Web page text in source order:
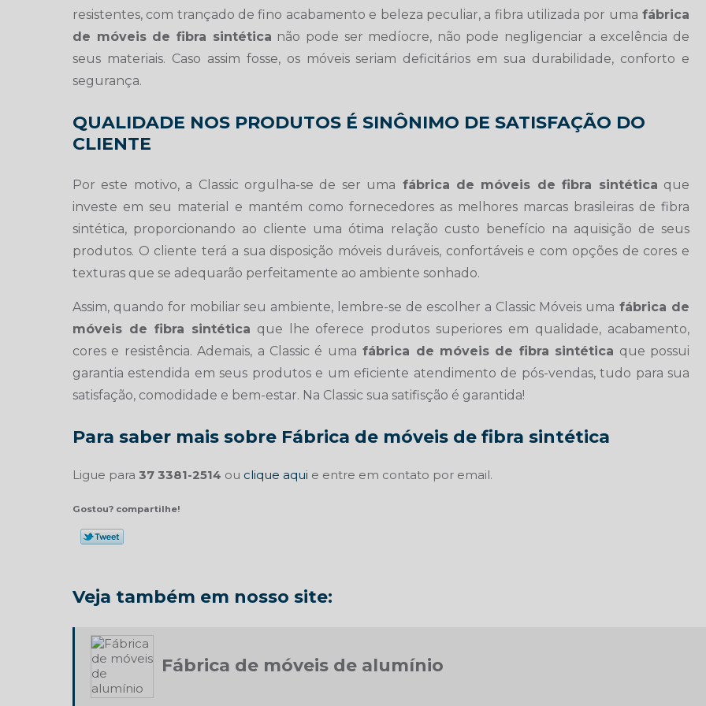
resistentes, com trançado de fino acabamento e beleza peculiar, a fibra utilizada por uma fábrica
de móveis de fibra sintética não pode ser medíocre, não pode negligenciar a excelência de
seus materiais. Caso assim fosse, os móveis seriam deficitários em sua durabilidade, conforto e
segurança.
QUALIDADE NOS PRODUTOS É SINÔNIMO DE SATISFAÇÃO DO
CLIENTE
Por este motivo, a Classic orgulha-se de ser uma fábrica de móveis de fibra sintética que
investe em seu material e mantém como fornecedores as melhores marcas brasileiras de fibra
sintética, proporcionando ao cliente uma ótima relação custo benefício na aquisição de seus
produtos. O cliente terá a sua disposição móveis duráveis, confortáveis e com opções de cores e
texturas que se adequarão perfeitamente ao ambiente sonhado.
Assim, quando for mobiliar seu ambiente, lembre-se de escolher a Classic Móveis uma fábrica de
móveis de fibra sintética que lhe oferece produtos superiores em qualidade, acabamento,
cores e resistência. Ademais, a Classic é uma fábrica de móveis de fibra sintética que possui
garantia estendida em seus produtos e um eficiente atendimento de pós-vendas, tudo para sua
satisfação, comodidade e bem-estar. Na Classic sua satifisção é garantida!
Para saber mais sobre Fábrica de móveis de fibra sintética
Ligue para 37 3381-2514 ou clique aqui e entre em contato por email.
Gostou? compartilhe!
Veja também em nosso site:
Fábrica de móveis de alumínio